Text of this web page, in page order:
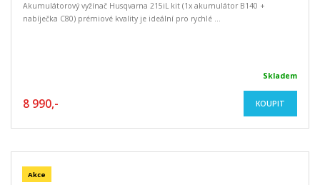
Akumulátorový vyžínač Husqvarna 215iL kit (1x akumulátor B140 +
nabíječka C80) prémiové kvality je ideální pro rychlé ...
Skladem
8 990,- KOUPIT
Akce